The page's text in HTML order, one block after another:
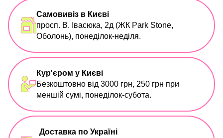
Самовивіз в Києві
просп. В. Івасюка, 2д (ЖК Park Stone,
Оболонь), понеділок-неділя.
Кур'єром у Києві
Безкоштовно від 3000 грн, 250 грн при
меншій сумі, понеділок-субота.
Доставка по Україні